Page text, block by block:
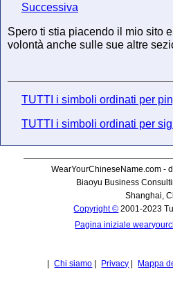
Successiva
Spero ti stia piacendo il mio sito
volontà anche sulle sue altre
TUTTI i simboli ordinati per
TUTTI i simboli ordinati per
WearYourChineseName.com -
Biaoyu Business
Shanghai,
Copyright © 2001-2023
Pagina iniziale
Chi siamo Privacy Mappa